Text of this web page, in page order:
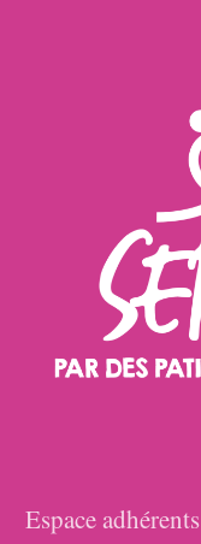
Espace adhérents